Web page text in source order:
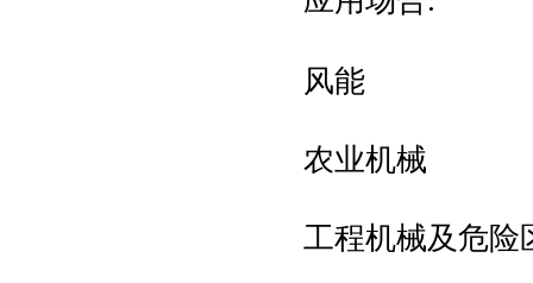
风能
农业机械
工程机械及危险